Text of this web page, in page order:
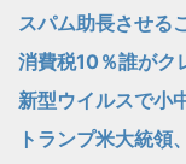
スパム助長させる
消費税10％誰がク
新型ウイルスで小
トランプ米大統領